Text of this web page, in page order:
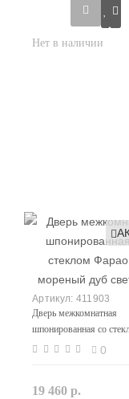
411903
Дверь межкомнатная
шпонированная со
Фараон 2 мореный дуб
0
19 460 р.